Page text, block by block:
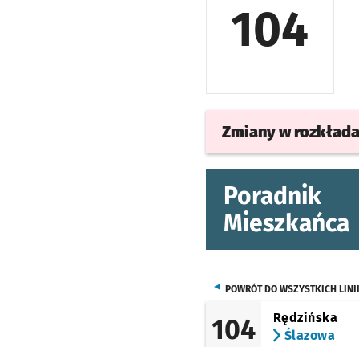
104
Zmiany w
Poradnik
Mieszkańca
POWRÓT DO WSZYSTKICH LINII
104
Rędzińska
Ślazowa